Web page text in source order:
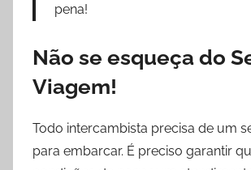
pena!
Não se esqueça do
Viagem!
Todo intercambista precisa de um
para embarcar. É preciso garantir